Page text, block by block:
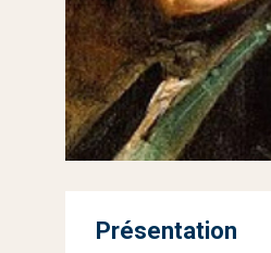
Présentation